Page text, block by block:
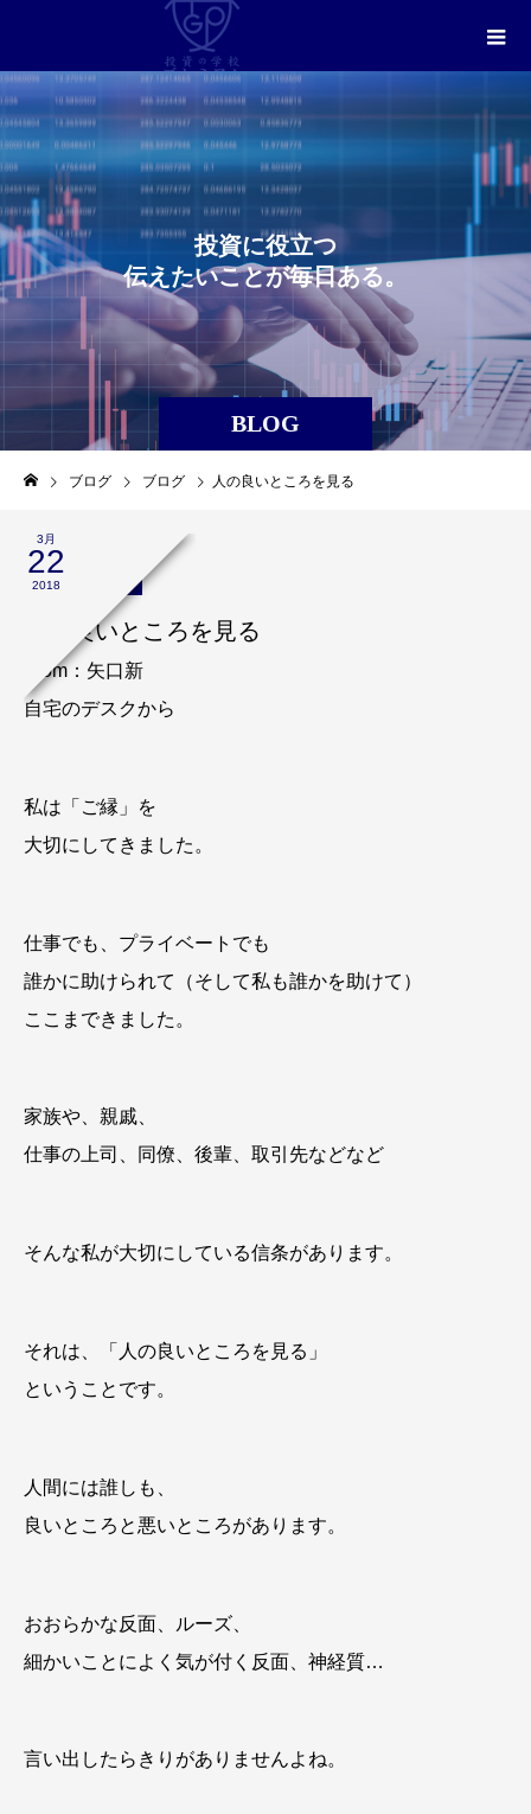
BLOG
投資に役立つ
伝え たいことが毎日ある。
ブログ ブログ 人の良いところを見る
3月
22
2018
ブログ
人の良いところを見る
From：矢口新
自宅のデスクから
私は「ご縁」を
大切にしてきました。
仕事でも、プライベートでも
誰かに助けられて（そして私も誰かを助けて）
ここまできました。
家族や、親戚、
仕事の上司、同僚、後輩、取引先などなど
そんな私が大切にしている信条があります。
それは、「人の良いところを見る」
ということです。
人間には誰しも、
良いところと悪いところがあります。
おおらかな反面、ルーズ、
細かいことによく気が付く反面、神経質…
言い出したらきりがありませんよね。